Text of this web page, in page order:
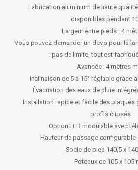
Fabrication aluminium de haute
disponibles pendant
Largeur entre pieds : 4
Vous pouvez demander un devis pour la
: pas de limite, tout est
Avancée : 4 mètres
Inclinaison de 5 à 15° réglable grâce
Évacuation des eaux de pluie
Installation rapide et facile des plaques
profils clipsés
Option LED modulable avec
Hauteur de passage configurable
Socle de pied 140,5 x
Poteaux de 105 x 105